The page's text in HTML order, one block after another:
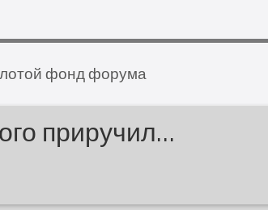
фонд форума
приручил…